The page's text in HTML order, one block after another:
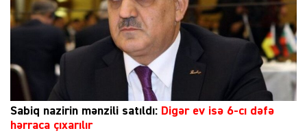
Sabiq nazirin mənzili satıldı: Digər ev isə 6-cı dəfə
hərraca çıxarılır